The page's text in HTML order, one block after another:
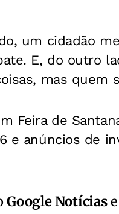
um cidadão
E, do outro
mas quem
Feira de
e anúncios de
Google Notíciase